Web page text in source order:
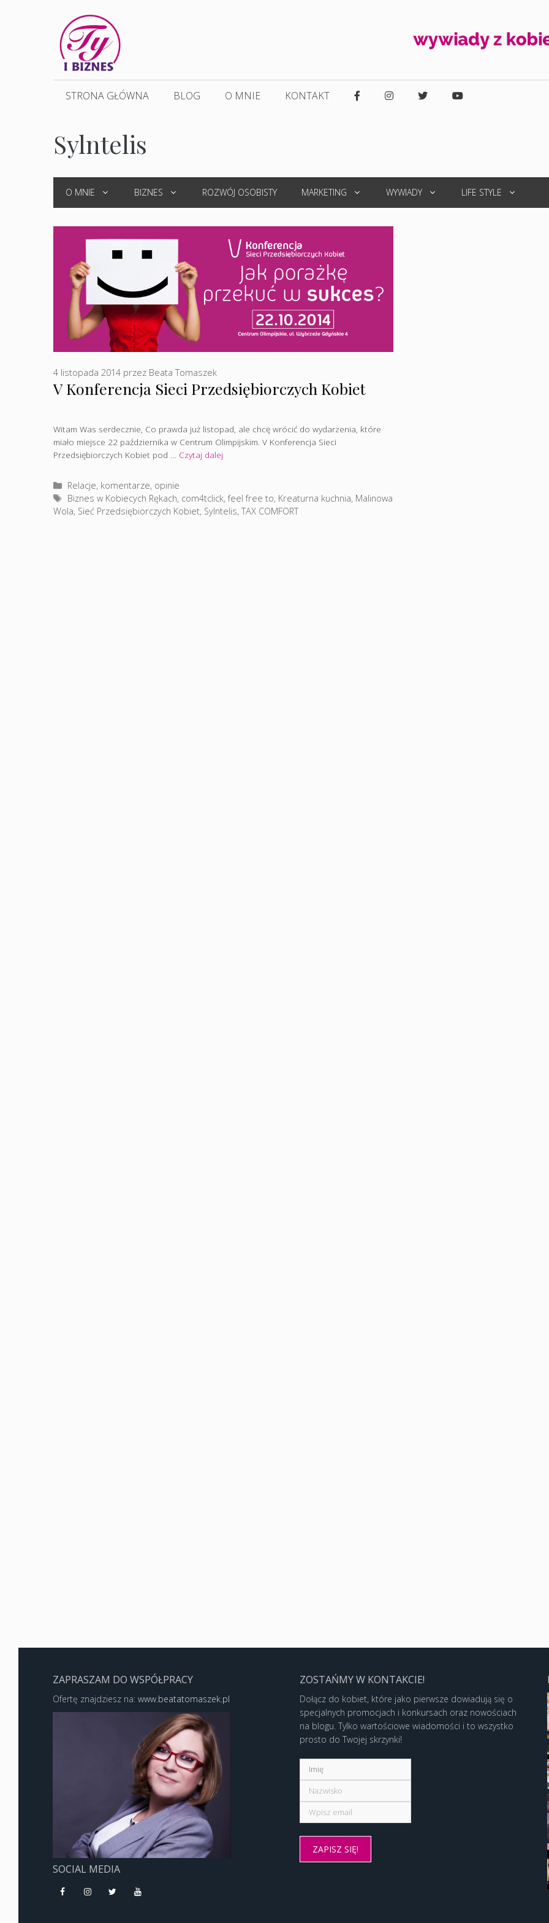
STRONA GŁÓWNA BLOG O MNIE KONTAKT
Sylntelis
O MNIE BIZNES ROZWÓJ OSOBISTY MARKETING WYWIADY LIFE STYLE
V Konferencja Sieci Przedsiębiorczych Kobiet
4 listopada 2014 przez Beata Tomaszek
Witam Was serdecznie, Co prawda już listopad, ale chcę wrócić do wydarzenia, które
miało miejsce 22 października w Centrum Olimpijskim. V Konferencja Sieci
Przedsiębiorczych Kobiet pod … Czytaj dalej
Kategorie
Relacje, komentarze, opinie
Tagi
Biznes w Kobiecych Rękach, com4tclick,feel free to, Kreaturna kuchnia, Malinowa
Wola, Sieć Przedsiębiorczych Kobiet, Sylntelis,TAX COMFORT
ZAPRASZAM DO WSPÓŁPRACY
Ofertę znajdziesz na: www.beatatomaszek.pl
SOCIAL MEDIA
ZOSTAŃMY W KONTAKCIE!
Dołącz do kobiet, które jako pierwsze dowiadują się o
specjalnych promocjach i konkursach oraz nowościach
na blogu. Tylko wartościowe wiadomości i to wszystko
prosto do Twojej skrzynki!